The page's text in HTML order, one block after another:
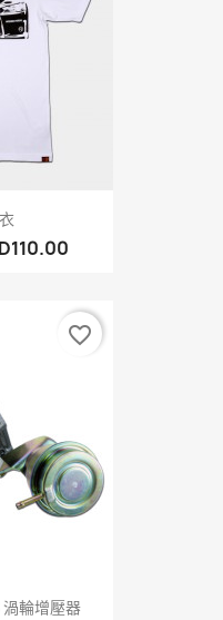
渦輪增壓器
favorite_border